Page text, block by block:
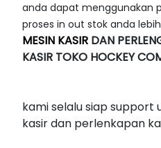
anda dapat menggunakan
proses in out stok anda
MESIN KASIR DAN
KASIR TOKO HOCKEY
kami selalu siap support
kasir dan perlenkapan